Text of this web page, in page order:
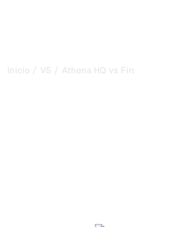
Inicio / VS / Athena HQ vs FirstAnswer